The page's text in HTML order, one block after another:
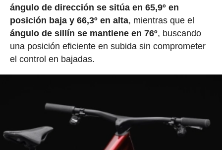
ángulo de dirección se sitúa en 65,9º en
posición baja y 66,3º en alta, mientras que el
ángulo de sillín se mantiene en 76º, buscando
una posición eficiente en subida sin comprometer
el control en bajadas.